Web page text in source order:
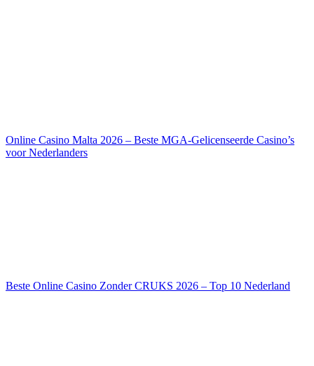
Online Casino Malta 2026 – Beste MGA-Gelicenseerde Casino’s
voor Nederlanders
Beste Online Casino Zonder CRUKS 2026 – Top 10 Nederland